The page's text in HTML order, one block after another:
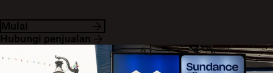
Mulai
Hubungi penjualan